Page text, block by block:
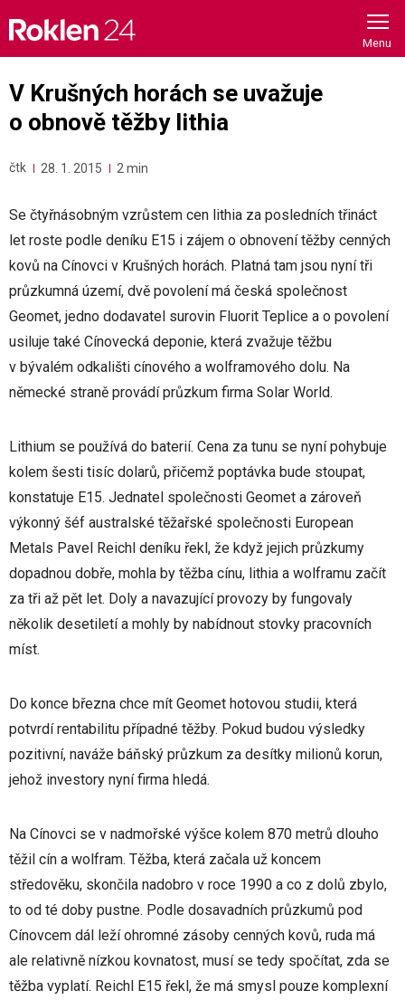
content
V Krušných horách se uvažuje
o obnově těžby lithia
čtk 28. 1. 2015 2 min
Se čtyřnásobným vzrůstem cen lithia za posledních třináct
let roste podle deníku E15 i zájem o obnovení těžby cenných
kovů na Cínovci v Krušných horách. Platná tam jsou nyní tři
průzkumná území, dvě povolení má česká společnost
Geomet, jedno dodavatel surovin Fluorit Teplice a o povolení
usiluje také Cínovecká deponie, která zvažuje těžbu
v bývalém odkališti cínového a wolframového dolu. Na
německé straně provádí průzkum firma Solar World.
Lithium se používá do baterií. Cena za tunu se nyní pohybuje
kolem šesti tisíc dolarů, přičemž poptávka bude stoupat,
konstatuje E15. Jednatel společnosti Geomet a zároveň
výkonný šéf australské těžařské společnosti European
Metals Pavel Reichl deníku řekl, že když jejich průzkumy
dopadnou dobře, mohla by těžba cínu, lithia a wolframu začít
za tři až pět let. Doly a navazující provozy by fungovaly
několik desetiletí a mohly by nabídnout stovky pracovních
míst.
Do konce března chce mít Geomet hotovou studii, která
potvrdí rentabilitu případné těžby. Pokud budou výsledky
pozitivní, naváže báňský průzkum za desítky milionů korun,
jehož investory nyní firma hledá.
Na Cínovci se v nadmořské výšce kolem 870 metrů dlouho
těžil cín a wolfram. Těžba, která začala už koncem
středověku, skončila nadobro v roce 1990 a co z dolů zbylo,
to od té doby pustne. Podle dosavadních průzkumů pod
Cínovcem dál leží ohromné zásoby cenných kovů, ruda má
ale relativně nízkou kovnatost, musí se tedy spočítat, zda se
těžba vyplatí. Reichl E15 řekl, že má smysl pouze komplexní